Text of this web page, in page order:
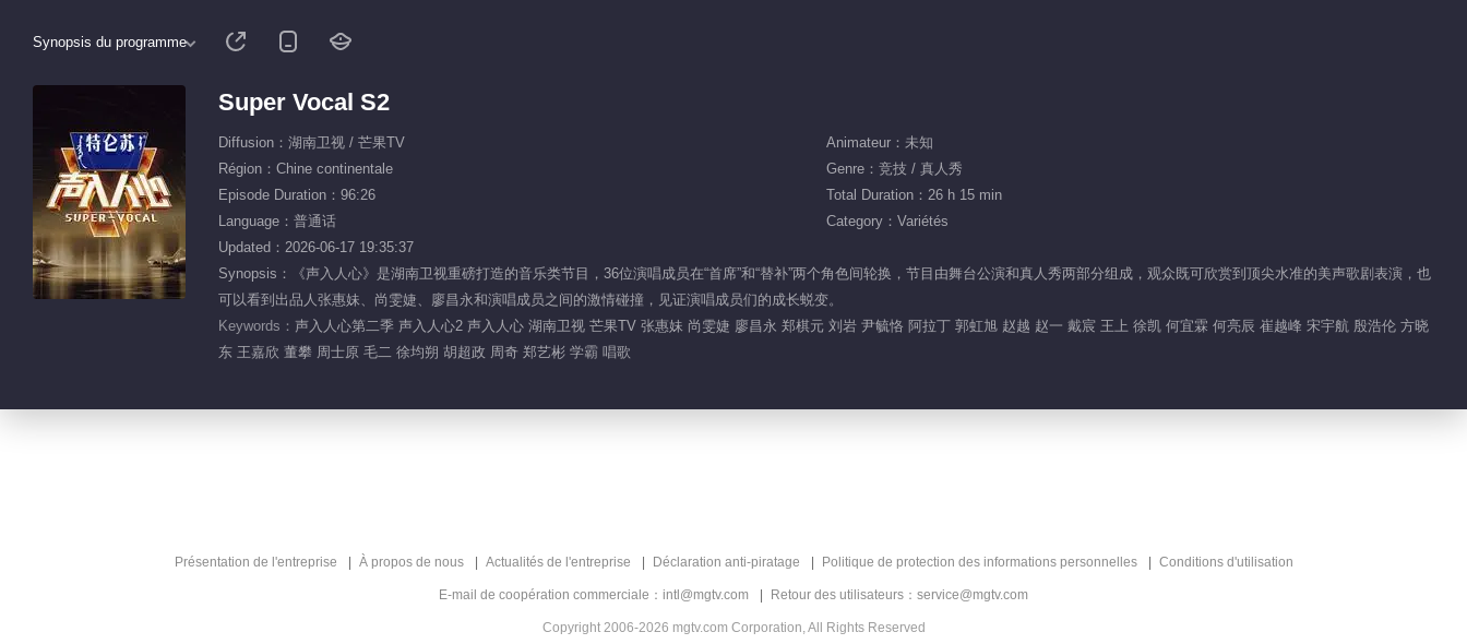
03:10
崔越峰《我要建一座华宫》惊
Synopsis du programme
Super Vocal S2
Diffusion：湖南卫视 / 芒果TV
Animateur：未知
Région：Chine continentale
Genre：竞技 / 真人秀
Episode Duration：96:26
Total Duration：26 h 15 min
Language：普通话
Category：Variétés
Updated：2026-06-17 19:35:37
Synopsis：《声入人心》是湖南卫视重磅打造的音乐类节目，36位演唱成员在“首席”和“替补”两个角色间轮换，节目由舞台公演和真人秀两部分组成，观众既可欣赏到顶尖水准的美声歌剧表演，也
可以看到出品人张惠妹、尚雯婕、廖昌永和演唱成员之间的激情碰撞，见证演唱成员们的成长蜕变。
Keywords： 声入人心第二季 声入人心2 声入人心 湖南卫视 芒果TV 张惠妹 尚雯婕 廖昌永 郑棋元 刘岩 尹毓恪 阿拉丁 郭虹旭 赵越 赵一 戴宸 王上 徐凯 何宜霖 何亮辰 崔越峰 宋宇航 殷浩伦 方晓
东 王嘉欣 董攀 周士原 毛二 徐均朔 胡超政 周奇 郑艺彬 学霸 唱歌
Présentation de l'entreprise À propos de nous Actualités de l'entreprise Déclaration anti-piratage Politique de protection des informations personnelles Conditions d'utilisation
E-mail de coopération commerciale：intl@mgtv.com Retour des utilisateurs：service@mgtv.com
Copyright 2006-2026 mgtv.com Corporation, All Rights Reserved